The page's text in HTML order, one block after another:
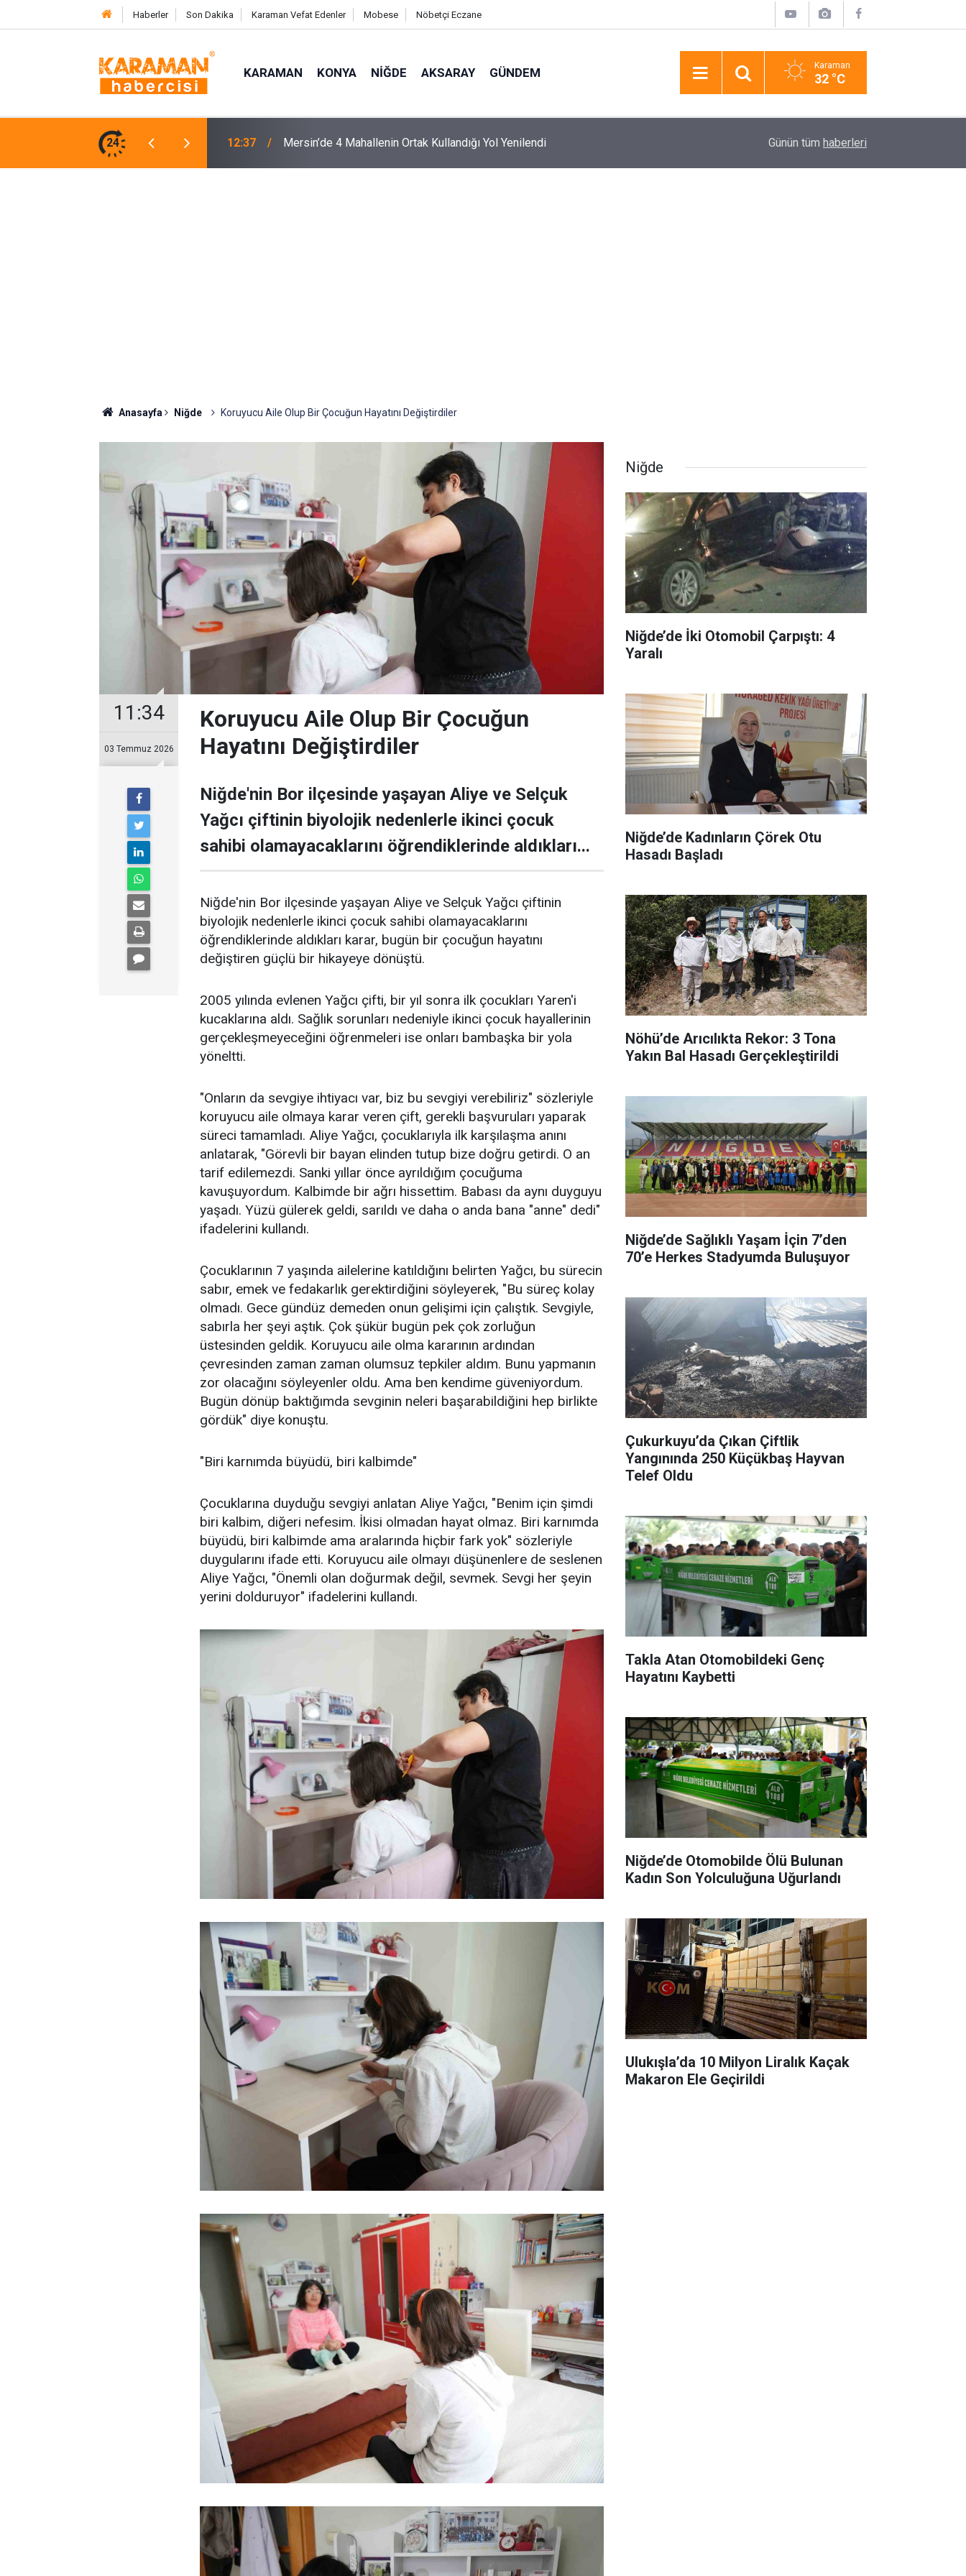
Haberler Son Dakika Karaman Vefat Edenler Mobese Nöbetçi Eczane
KARAMAN KONYA NIĞDE AKSARAY GÜNDEM Karaman
32 °C
24
Yol Yenilendi 12:19 Karaman’da Otomobille Motosiklet Çarpıştı: 1 Yaralı Karapınar’da Otomobiller Çarpıştı: 2 Yaralı
Günün tüm haberleri
Anasayfa Niğde Koruyucu Aile Olup Bir Çocuğun Hayatını Değiştirdiler
11:34
03 Temmuz 2026
Koruyucu Aile Olup Bir Çocuğun
Hayatını Değiştirdiler
Niğde'nin Bor ilçesinde yaşayan Aliye ve Selçuk
Yağcı çiftinin biyolojik nedenlerle ikinci çocuk
sahibi olamayacaklarını öğrendiklerinde aldıkları...
Niğde'nin Bor ilçesinde yaşayan Aliye ve Selçuk Yağcı çiftinin
biyolojik nedenlerle ikinci çocuk sahibi olamayacaklarını
öğrendiklerinde aldıkları karar, bugün bir çocuğun hayatını
değiştiren güçlü bir hikayeye dönüştü.
2005 yılında evlenen Yağcı çifti, bir yıl sonra ilk çocukları Yaren'i
kucaklarına aldı. Sağlık sorunları nedeniyle ikinci çocuk hayallerinin
gerçekleşmeyeceğini öğrenmeleri ise onları bambaşka bir yola
yöneltti.
"Onların da sevgiye ihtiyacı var, biz bu sevgiyi verebiliriz" sözleriyle
koruyucu aile olmaya karar veren çift, gerekli başvuruları yaparak
süreci tamamladı. Aliye Yağcı, çocuklarıyla ilk karşılaşma anını
anlatarak, "Görevli bir bayan elinden tutup bize doğru getirdi. O an
tarif edilemezdi. Sanki yıllar önce ayrıldığım çocuğuma
kavuşuyordum. Kalbimde bir ağrı hissettim. Babası da aynı duyguyu
yaşadı. Yüzü gülerek geldi, sarıldı ve daha o anda bana "anne" dedi"
ifadelerini kullandı.
Çocuklarının 7 yaşında ailelerine katıldığını belirten Yağcı, bu sürecin
sabır, emek ve fedakarlık gerektirdiğini söyleyerek, "Bu süreç kolay
olmadı. Gece gündüz demeden onun gelişimi için çalıştık. Sevgiyle,
sabırla her şeyi aştık. Çok şükür bugün pek çok zorluğun
üstesinden geldik. Koruyucu aile olma kararının ardından
çevresinden zaman zaman olumsuz tepkiler aldım. Bunu yapmanın
zor olacağını söyleyenler oldu. Ama ben kendime güveniyordum.
Bugün dönüp baktığımda sevginin neleri başarabildiğini hep birlikte
gördük" diye konuştu.
"Biri karnımda büyüdü, biri kalbimde"
Çocuklarına duyduğu sevgiyi anlatan Aliye Yağcı, "Benim için şimdi
biri kalbim, diğeri nefesim. İkisi olmadan hayat olmaz. Biri karnımda
büyüdü, biri kalbimde ama aralarında hiçbir fark yok" sözleriyle
duygularını ifade etti. Koruyucu aile olmayı düşünenlere de seslenen
Aliye Yağcı, "Önemli olan doğurmak değil, sevmek. Sevgi her şeyin
yerini dolduruyor" ifadelerini kullandı.
Niğde
Niğde’de İki Otomobil Çarpıştı: 4
Yaralı
Niğde’de Kadınların Çörek Otu
Hasadı Başladı
Nöhü’de Arıcılıkta Rekor: 3 Tona
Yakın Bal Hasadı Gerçekleştirildi
Niğde’de Sağlıklı Yaşam İçin 7’den
70’e Herkes Stadyumda Buluşuyor
Çukurkuyu’da Çıkan Çiftlik
Yangınında 250 Küçükbaş Hayvan
Telef Oldu
Takla Atan Otomobildeki Genç
Hayatını Kaybetti
Niğde’de Otomobilde Ölü Bulunan
Kadın Son Yolculuğuna Uğurlandı
Ulukışla’da 10 Milyon Liralık Kaçak
Makaron Ele Geçirildi